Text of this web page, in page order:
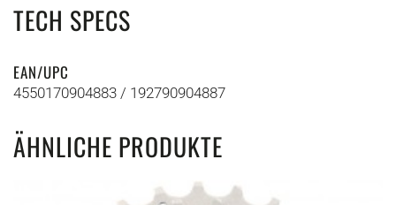
TECH SPECS
EAN/UPC
4550170904883 / 192790904887
ÄHNLICHE PRODUKTE